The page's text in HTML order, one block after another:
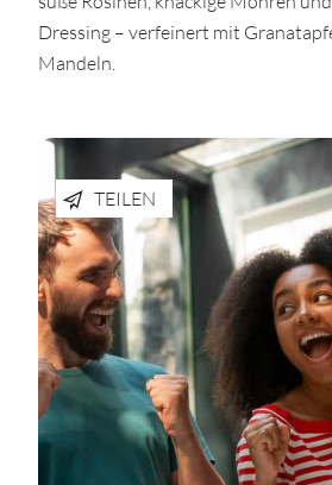
Dressing – verfeinert mit
Mandeln.
TEILEN